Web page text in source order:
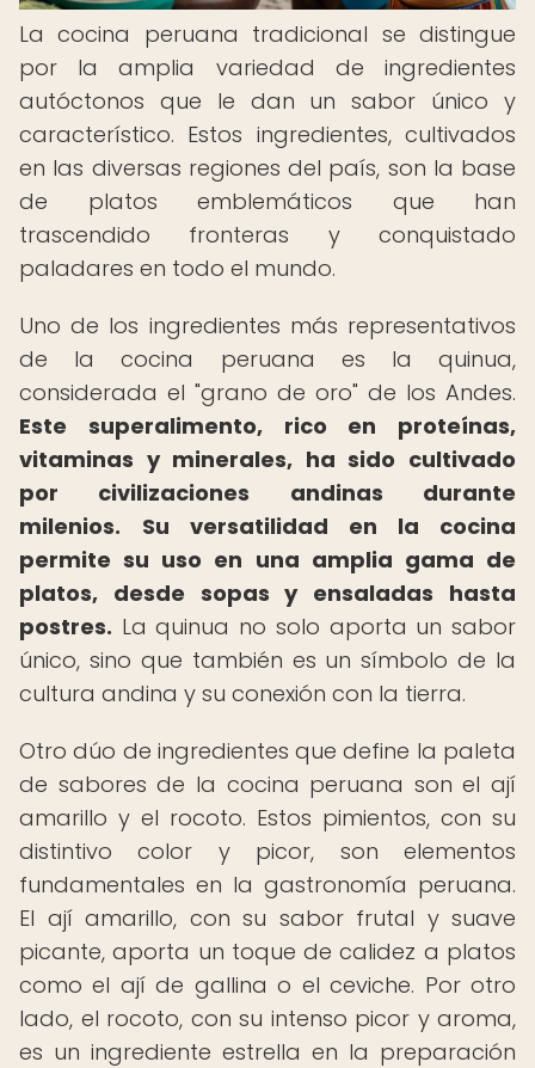
La cocina peruana tradicional se distingue
por la amplia variedad de ingredientes
autóctonos que le dan un sabor único y
característico. Estos ingredientes, cultivados
en las diversas regiones del país, son la base
de platos emblemáticos que han
trascendido fronteras y conquistado
paladares en todo el mundo.
Uno de los ingredientes más representativos
de la cocina peruana es la quinua,
considerada el "grano de oro" de los Andes.
Este superalimento, rico en proteínas,
vitaminas y minerales, ha sido cultivado
por civilizaciones andinas durante
milenios.
Su versatilidad en la cocina
permite su uso en una amplia gama de
platos, desde sopas y ensaladas hasta
postres. La quinua no solo aporta un sabor
único, sino que también es un símbolo de la
cultura andina y su conexión con la tierra.
Otro dúo de ingredientes que define la paleta
de sabores de la cocina peruana son el ají
amarillo y el rocoto. Estos pimientos, con su
distintivo color y picor, son elementos
fundamentales en la gastronomía peruana.
El ají amarillo, con su sabor frutal y suave
picante, aporta un toque de calidez a platos
como el ají de gallina o el ceviche. Por otro
lado, el rocoto, con su intenso picor y aroma,
es un ingrediente estrella en la preparación